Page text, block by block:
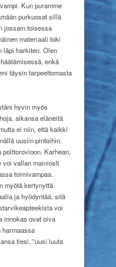
Kun puramme
purkuosat sillä
jossain toisessa
materiaali toki
läpi harkiten. Olen
enkä
täysin tarpeettomasta
hyvin myös
aikansa eläneitä
ei niin, että kaikki
uusiin pintoihin.
Karhean,
voi vallan mainiosti
toimivampaa.
myötä kertynyttä
ja hyödyntää, sitä
voi
innokas ovat oiva
tiesi, ”uusi luuta